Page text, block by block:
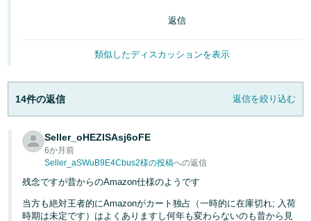
返信
類似したディスカッションを表示
14件の返信 返信を絞り込む
Seller_oHEZlSAsj6oFE
6か月前
Seller_aSWuB9E4Cbus2様の投稿への返信
残念ですが昔からのAmazon仕様のようです
当方も絶対王者的にAmazonがカート独占（一時的に在庫切れ; 入荷
時期は未定です）はよくありますし何年も変わらないのも昔から見